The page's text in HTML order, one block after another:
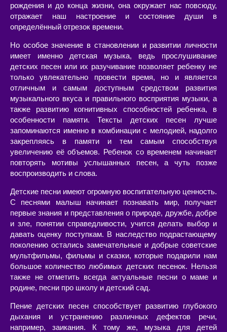
рождения и до конца жизни, она окружает нас повсюду,
отражает наш настроение и состояние души в
определённый отрезок времени.
Но особое значение в становлении и развитии личности
имеет именно детская музыка, ведь прослушивание
детских песен или их разучивание позволяет ребенку не
только увлекательно провести время, но и является
отличным и самым доступным средством развития
музыкального вкуса и правильного восприятия музыки, а
также развитию когнитивных способностей ребенка, в
особенности памяти. Тексты детских песен лучше
запоминаются именно в комбинации с мелодией, надолго
закрепляясь в памяти и тем самым способствуя
увеличению её объемов. Ребенок со временем начинает
повторять мотивы услышанных песен, а чуть позже
воспроизводить и слова.
Детские песни имеют огромную воспитательную ценность.
С песнями малыш начинает познавать мир, получает
первые знания и представления о природе, дружбе, добре
и зле, понятии справедливости, учится делать выбор и
давать оценку поступкам. В наследство подрастающему
поколению остались замечательные и добрые советские
мультфильмы, фильмы и сказки, которые подарили нам
большое количество любимых детских песенок. Нельзя
также не отметить всегда актуальные песни о маме и
родине, песни про школу и детский сад.
Пение детских песен способствует развитию глубокого
дыхания и устранению различных дефектов речи,
например, заикания. К тому же, музыка для детей